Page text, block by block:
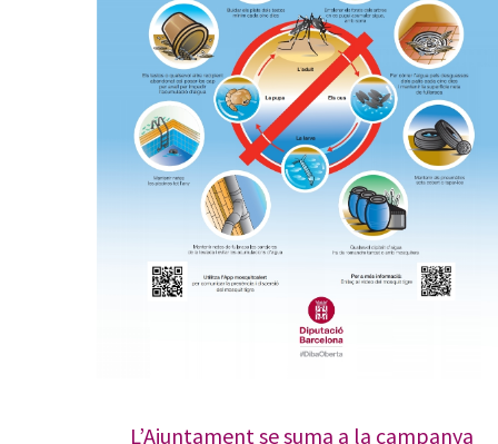
L’Ajuntament se suma a la campanya